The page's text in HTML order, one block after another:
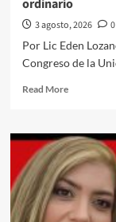
la
ordinario
3 agosto, 2026
0
Por Lic Eden
Congreso de la
Read MoreRead
El
Quehacer
Político
a
través
de